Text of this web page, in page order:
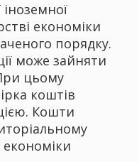
іноземної
економіки
порядку.
може зайняти
цьому
коштів
Кошти
економіки